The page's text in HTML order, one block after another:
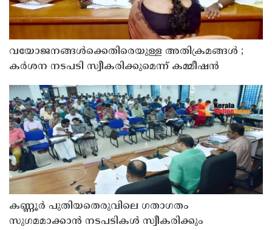
വയോജനങ്ങൾക്കെതിരെയുള്ള അതിക്രമങ്ങൾ ;
കർശന നടപടി സ്വീകരിക്കുമെന്ന് കമ്മീഷൻ
കണ്ണൂർ പുതിയതെരുവിലെ ഗതാഗതം
സുഗമമാക്കാന്‍ നടപടികള്‍ സ്വീകരിക്കും